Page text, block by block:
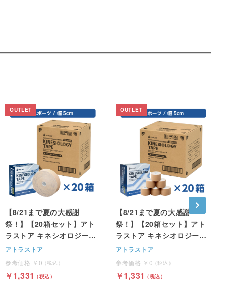
【8/21まで夏の大感謝
祭！】【20箱セット】アト
ラストア キネシオロジーテ
ープ（スポーツタイプ / ス
トレート粘着面）幅5cm x
アトラストア
0
1,331
【8/21まで夏の大感謝
祭！】【20箱セット】アト
ラストア キネシオロジーテ
ープ（スポーツタイプ / ス
トレート粘着面）幅5cm x
アトラストア
0
1,331